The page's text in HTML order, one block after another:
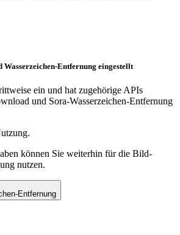
Wasserzeichen-Entfernung eingestellt
ein und hat zugehörige APIs
und Sora-Wasserzeichen-Entfernung
können Sie weiterhin für die Bild-
nutzen.
Entfernung